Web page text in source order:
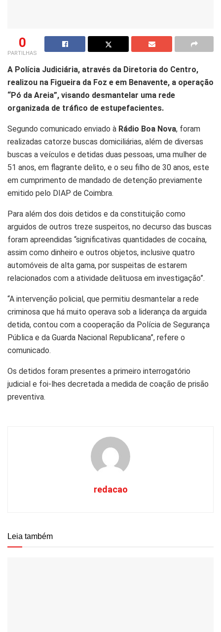
0
PARTILHAS
A Polícia Judiciária, através da Diretoria do Centro,
realizou na Figueira da Foz e em Benavente, a operação
“Pó da Areia”, visando desmantelar uma rede
organizada de tráfico de estupefacientes.
Segundo comunicado enviado à Rádio Boa Nova, foram
realizadas catorze buscas domiciliárias, além de diversas
buscas a veículos e detidas duas pessoas, uma mulher de
51 anos, em flagrante delito, e o seu filho de 30 anos, este
em cumprimento de mandado de detenção previamente
emitido pelo DIAP de Coimbra.
Para além dos dois detidos e da constituição como
arguidos de outros treze suspeitos, no decurso das buscas
foram apreendidas “significativas quantidades de cocaína,
assim como dinheiro e outros objetos, inclusive quatro
automóveis de alta gama, por suspeitas de estarem
relacionados com a atividade delituosa em investigação”.
“A intervenção policial, que permitiu desmantelar a rede
criminosa que há muito operava sob a liderança da arguida
detida, contou com a cooperação da Polícia de Segurança
Pública e da Guarda Nacional Republicana”, refere o
comunicado.
Os detidos foram presentes a primeiro interrogatório
judicial e foi-lhes decretada a medida de coação de prisão
preventiva.
redacao
Leia também